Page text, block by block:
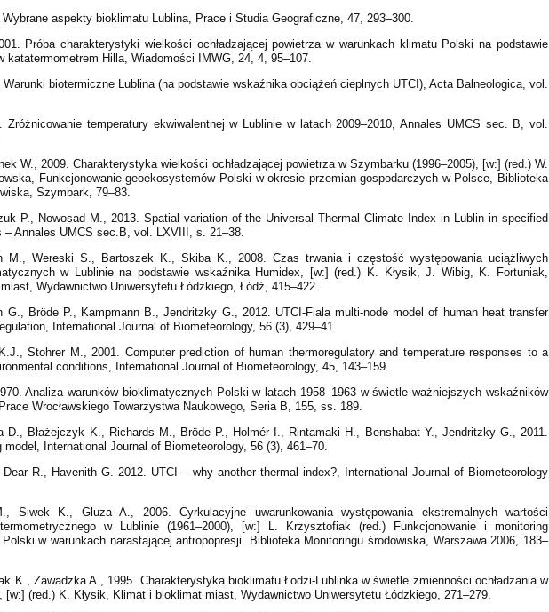
aspekty bioklimatu Lublina, Prace i Studia Geograficzne, 47, 293–300.
Próba charakterystyki wielkości ochładzającej powietrza w warunkach klimatu Polski na podstawie
katatermometrem Hilla, Wiadomości IMWG, 24, 4, 95–107.
biotermiczne Lublina (na podstawie wskaźnika obciążeń cieplnych UTCI), Acta Balneologica, vol.
Zróżnicowanie temperatury ekwiwalentnej w Lublinie w latach 2009–2010, Annales UMCS sec. B, vol.
W., 2009. Charakterystyka wielkości ochładzającej powietrza w Szymbarku (1996–2005), [w:] (red.) W.
Funkcjonowanie geoekosystemów Polski w okresie przemian gospodarczych w Polsce, Biblioteka
Szymbark, 79–83.
P., Nowosad M., 2013. Spatial variation of the Universal Thermal Climate Index in Lublin in specified
– Annales UMCS sec.B, vol. LXVIII, s. 21–38.
M., Wereski S., Bartoszek K., Skiba K., 2008. Czas trwania i częstość występowania uciążliwych
w Lublinie na podstawie wskaźnika Humidex, [w:] (red.) K. Kłysik, J. Wibig, K. Fortuniak,
Wydawnictwo Uniwersytetu Łódzkiego, Łódź, 415–422.
G., Bröde P., Kampmann B., Jendritzky G., 2012. UTCI-Fiala multi-node model of human heat transfer
International Journal of Biometeorology, 56 (3), 429–41.
Stohrer M., 2001. Computer prediction of human thermoregulatory and temperature responses to a
conditions, International Journal of Biometeorology, 45, 143–159.
Analiza warunków bioklimatycznych Polski w latach 1958–1963 w świetle ważniejszych wskaźników
Wrocławskiego Towarzystwa Naukowego, Seria B, 155, ss. 189.
D., Błażejczyk K., Richards M., Bröde P., Holmér I., Rintamaki H., Benshabat Y., Jendritzky G., 2011.
model, International Journal of Biometeorology, 56 (3), 461–70.
R., Havenith G. 2012. UTCI – why another thermal index?, International Journal of Biometeorology
Siwek K., Gluza A., 2006. Cyrkulacyjne uwarunkowania występowania ekstremalnych wartości
w Lublinie (1961–2000), [w:] L. Krzysztofiak (red.) Funkcjonowanie i monitoring
w warunkach narastającej antropopresji. Biblioteka Monitoringu środowiska, Warszawa 2006, 183–
K., Zawadzka A., 1995. Charakterystyka bioklimatu Łodzi-Lublinka w świetle zmienności ochładzania w
[w:] (red.) K. Kłysik, Klimat i bioklimat miast, Wydawnictwo Uniwersytetu Łódzkiego, 271–279.